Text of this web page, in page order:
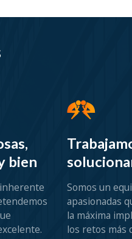
bien
Somos un
apasionadas
la máxima
los retos más